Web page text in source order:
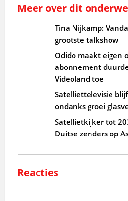
Meer over dit
Tina Nijkamp:
grootste talkshow
Odido maakt eigen
abonnement
Videoland toe
Satelliettelevisie
ondanks groei
Satellietkijker tot
Duitse zenders op
Reacties